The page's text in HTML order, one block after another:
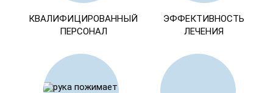
КВАЛИФИЦИРОВАННЫЙ
ПЕРСОНАЛ
ЭФФЕКТИВНОСТЬ
ЛЕЧЕНИЯ